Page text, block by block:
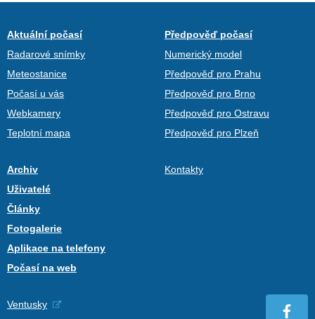
Aktuální počasí
Radarové snímky
Meteostanice
Počasí u vás
Webkamery
Teplotní mapa
Předpověď počasí
Numerický model
Předpověď pro Prahu
Předpověď pro Brno
Předpověď pro Ostravu
Předpověď pro Plzeň
Archiv
Uživatelé
Články
Fotogalerie
Aplikace na telefony
Počasí na web
Kontakty
Ventusky